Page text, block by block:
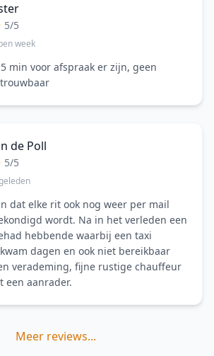
5/5
week
min voor afspraak er zijn, geen
de Poll
5/5
dat elke rit ook nog weer per mail
wordt. Na in het verleden een
hebbende waarbij een taxi
dagen en ook niet bereikbaar
verademing, fijne rustige chauffeur
een aanrader.
Meer reviews...